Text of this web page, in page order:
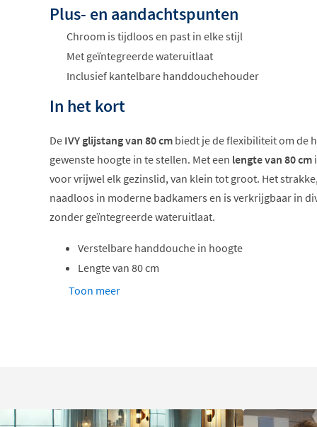
Plus- en aandachtspunten
Chroom is tijdloos en past in elke stijl
Met geïntegreerde wateruitlaat
Inclusief kantelbare handdouchehouder
In het kort
De IVY glijstang van 80 cm biedt je de flexibiliteit om de
gewenste hoogte in te stellen. Met een lengte van 80 cm
voor vrijwel elk gezinslid, van klein tot groot. Het
naadloos in moderne badkamers en is verkrijgbaar in
zonder geïntegreerde wateruitlaat.
Verstelbare handdouche in hoogte
Lengte van 80 cm
Met of zonder wateruitlaat
Je kunt kiezen tussen een glijstangmet of zonder
Toon meer